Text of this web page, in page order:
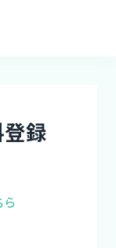
録
ら